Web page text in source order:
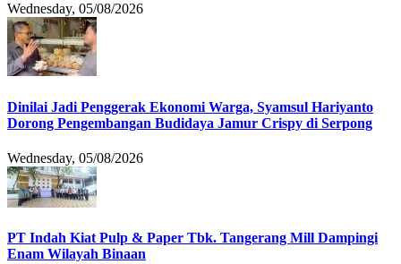
Wednesday, 05/08/2026
Dinilai Jadi Penggerak Ekonomi Warga, Syamsul Hariyanto
Dorong Pengembangan Budidaya Jamur Crispy di Serpong
Wednesday, 05/08/2026
PT Indah Kiat Pulp & Paper Tbk. Tangerang Mill Dampingi
Enam Wilayah Binaan